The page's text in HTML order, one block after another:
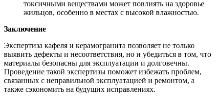
токсичными веществами может повлиять на здоровье
жильцов, особенно в местах с высокой влажностью.
Заключение
Экспертиза кафеля и керамогранита позволяет не только
выявить дефекты и несоответствия, но и убедиться в том, что
материалы безопасны для эксплуатации и долговечны.
Проведение такой экспертизы поможет избежать проблем,
связанных с неправильной эксплуатацией и ремонтом, а
также сэкономить на будущих исправлениях.